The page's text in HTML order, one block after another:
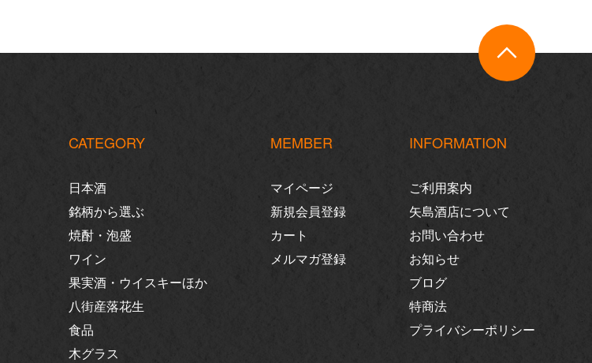
CATEGORY
日本酒
銘柄から選ぶ
焼酎・泡盛
ワイン
果実酒・ウイスキーほか
八街産落花生
食品
木グラス
MEMBER
マイページ
新規会員登録
カート
メルマガ登録
INFORMATION
ご利用案内
矢島酒店について
お問い合わせ
お知らせ
ブログ
特商法
プライバシーポリシー